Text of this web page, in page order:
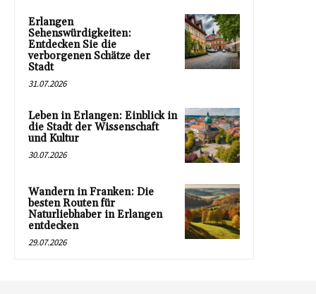
Erlangen
Sehenswürdigkeiten:
Entdecken Sie die
verborgenen Schätze der
Stadt
31.07.2026
Leben in Erlangen: Einblick in
die Stadt der Wissenschaft
und Kultur
30.07.2026
Wandern in Franken: Die
besten Routen für
Naturliebhaber in Erlangen
entdecken
29.07.2026